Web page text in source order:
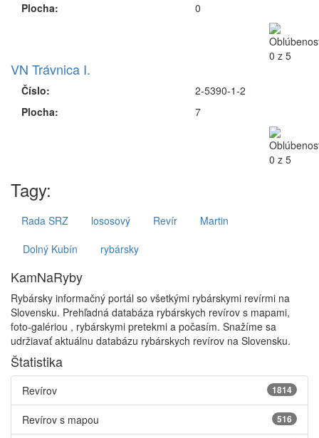
Plocha:
0
VN Trávnica I.
Číslo:
Plocha:
2-5390-1-2
7
Tagy:
Rada SRZ lososový Revír
Martin
Dolný Kubín
rybársky
KamNaRyby
Rybársky informačný portál so všetkými rybárskymi revírmi na
Slovensku. Prehľadná databáza rybárskych revírov s mapami,
foto-galériou , rybárskymi pretekmi a počasím. Snažíme sa
udržiavať aktuálnu databázu rybárskych revírov na Slovensku.
Štatistika
1814
Revírov
516
Revírov s mapou